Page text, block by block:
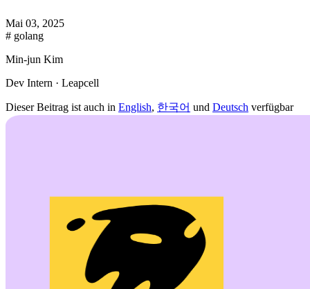
Mai 03, 2025
# golang
Min-jun Kim
Dev Intern · Leapcell
Dieser Beitrag ist auch in English, 한국어 und Deutsch verfügbar